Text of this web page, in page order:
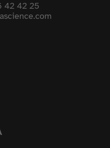
42 42 25